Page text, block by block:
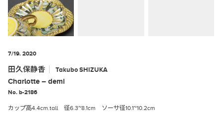
7/19. 2020
田久保静香 Takubo SHIZUKA
Charlotte – demi
No. b-2186
カップ高4.4cm.tall 径6.3~8.1cm ソーサ径10.1~10.2cm